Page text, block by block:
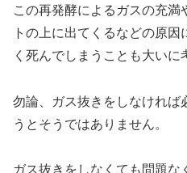
この再発酵によるガスの充満
トの上に出てくるなどの原
く死んでしまうことも大いに
勿論、ガス抜きをしなければ
うとそうではありません。
ガス抜きをしなくても問題